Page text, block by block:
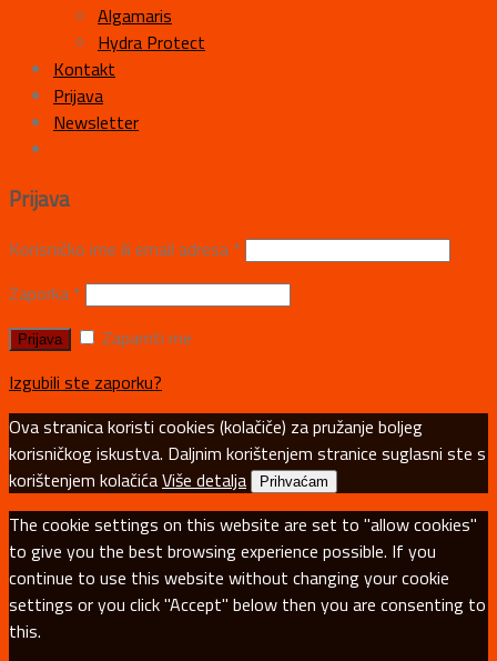
Algamaris
Hydra Protect
Kontakt
Prijava
Newsletter
Prijava
Korisničko ime ili email adresa *
Zaporka *
Zapamti me
Izgubili ste zaporku?
Ova stranica koristi cookies (kolačiče) za pružanje boljeg
korisničkog iskustva. Daljnim korištenjem stranice suglasni ste s
korištenjem kolačićaViše detalja Prihvaćam
The cookie settings on this website are set to "allow cookies"
to give you the best browsing experience possible. If you
continue to use this website without changing your cookie
settings or you click "Accept" below then you are consenting to
this.